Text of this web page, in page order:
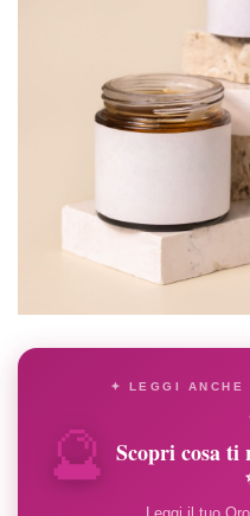
🔮
✦ LEGGI ANCHE
Scopri cosa